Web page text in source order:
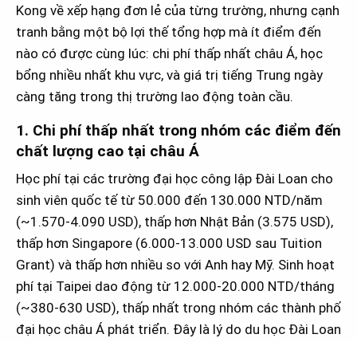
Kong về xếp hạng đơn lẻ của từng trường, nhưng cạnh
tranh bằng một bộ lợi thế tổng hợp mà ít điểm đến
nào có được cùng lúc: chi phí thấp nhất châu Á, học
bổng nhiều nhất khu vực, và giá trị tiếng Trung ngày
càng tăng trong thị trường lao động toàn cầu.
1. Chi phí thấp nhất trong nhóm các điểm đến
chất lượng cao tại châu Á
Học phí tại các trường đại học công lập Đài Loan cho
sinh viên quốc tế từ 50.000 đến 130.000 NTD/năm
(~1.570-4.090 USD), thấp hơn Nhật Bản (3.575 USD),
thấp hơn Singapore (6.000-13.000 USD sau Tuition
Grant) và thấp hơn nhiều so với Anh hay Mỹ. Sinh hoạt
phí tại Taipei dao động từ 12.000-20.000 NTD/tháng
(~380-630 USD), thấp nhất trong nhóm các thành phố
đại học châu Á phát triển. Đây là lý do du học Đài Loan